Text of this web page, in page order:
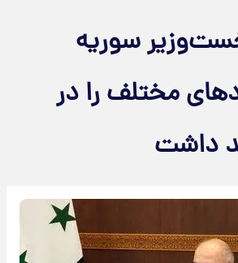
سوریه
مختلف را در
داشت